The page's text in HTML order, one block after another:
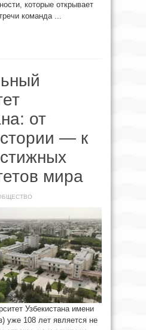
которые открывает
команда ...
от
— к
мира
Узбекистана имени
уже 108 лет является не